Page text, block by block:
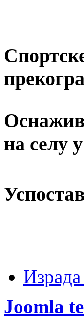
на селу
Joomla